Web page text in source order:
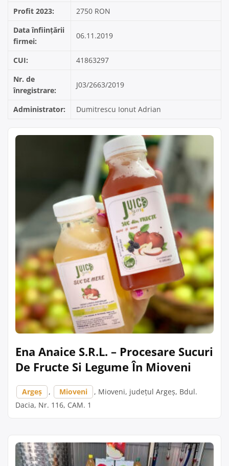
Profit 2023:
2750 RON
Data înființării
firmei:
06.11.2019
CUI:
41863297
Nr. de
înregistrare:
J03/2663/2019
Administrator: Dumitrescu Ionut Adrian
Ena Anaice S.R.L. – Procesare Sucuri
De Fructe Si Legume În Mioveni
Argeș , Mioveni
, Mioveni, județul Argeș, Bdul.
Dacia, Nr. 116, CAM. 1